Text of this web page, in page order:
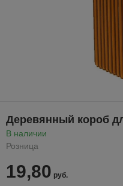
Деревянный короб
В наличии
Розница
19,80 руб.